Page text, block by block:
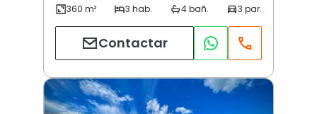
Contactar